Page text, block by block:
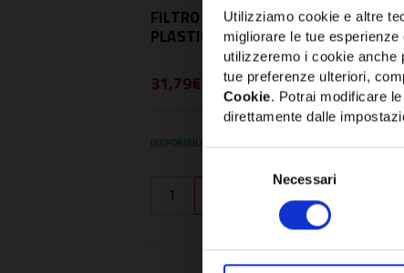
Utilizziamo cookie e altre
migliorare le tue
utilizzeremo i cookie anche
tue preferenze ulteriori,
Cookie. Potrai modificare
direttamente dalle
del
Necessari
FILTRO 70301/0,1
PLASTICA
31,79€
DISPONIBILE